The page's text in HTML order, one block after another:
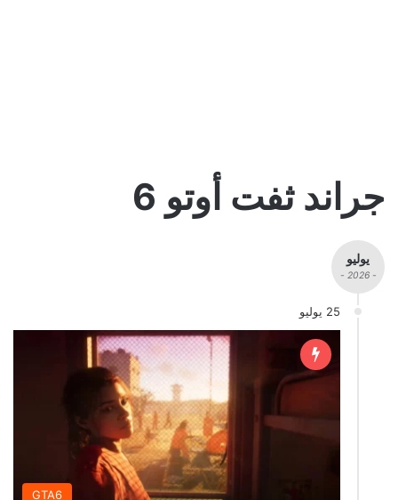
جراند ثفت أوتو 6
يوليو
- 2026 -
25 يوليو
GTA6